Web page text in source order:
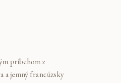
príbehom z
a jemný francúzsky